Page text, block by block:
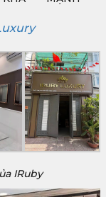
IRuby